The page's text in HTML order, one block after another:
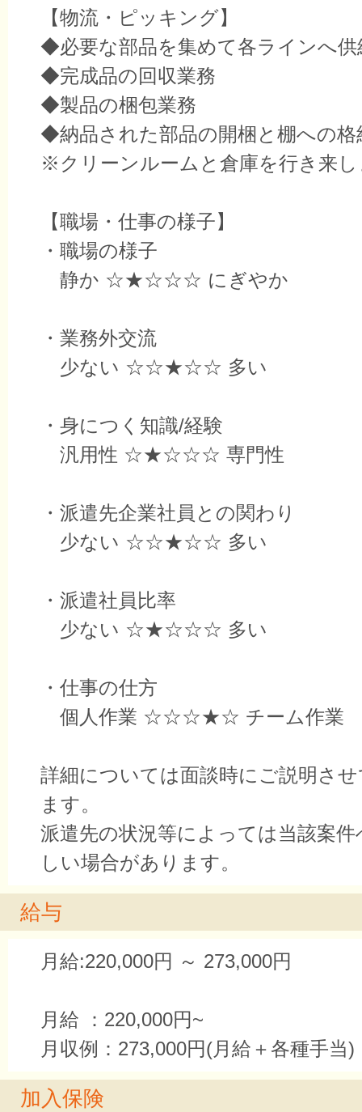
【物流・ピッキング】
◆必要な部品を集めて各ラインへ供
◆完成品の回収業務
◆製品の梱包業務
◆納品された部品の開梱と棚への格
※クリーンルームと倉庫を行き来
【職場・仕事の様子】
・職場の様子
静か ☆★☆☆☆ にぎやか
・業務外交流
少ない ☆☆★☆☆ 多い
・身につく知識/経験
汎用性 ☆★☆☆☆ 専門性
・派遣先企業社員との関わり
少ない ☆☆★☆☆ 多い
・派遣社員比率
少ない ☆★☆☆☆ 多い
・仕事の仕方
個人作業 ☆☆☆★☆ チーム作業
詳細については面談時にご説明さ
ます。
派遣先の状況等によっては当該案
しい場合があります。
給与
月給:220,000円 ～ 273,000円
月給 ：220,000円~
月収例：273,000円(月給＋各種手当)
加入保険